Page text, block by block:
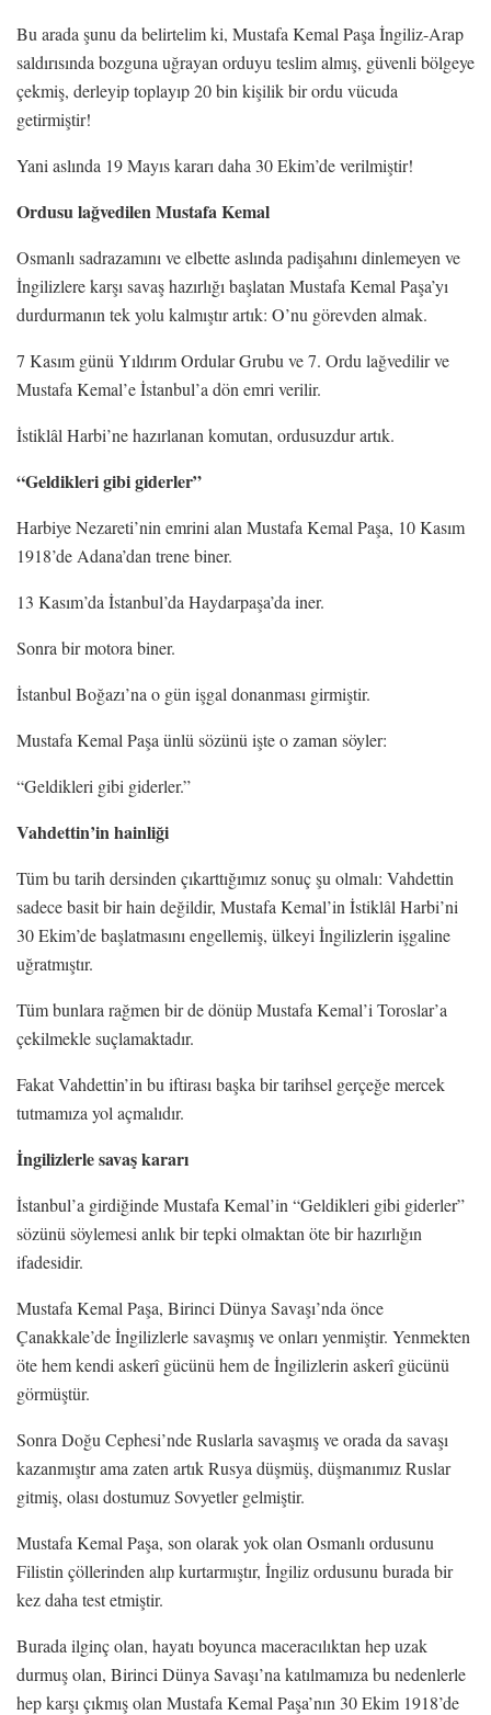
Bu arada şunu da belirtelim ki, Mustafa Kemal Paşa İngiliz-Arap
saldırısında bozguna uğrayan orduyu teslim almış, güvenli bölgeye
çekmiş, derleyip toplayıp 20 bin kişilik bir ordu vücuda
getirmiştir!
Yani aslında 19 Mayıs kararı daha 30 Ekim’de verilmiştir!
Ordusu lağvedilen Mustafa Kemal
Osmanlı sadrazamını ve elbette aslında padişahını dinlemeyen ve
İngilizlere karşı savaş hazırlığı başlatan Mustafa Kemal Paşa’yı
durdurmanın tek yolu kalmıştır artık: O’nu görevden almak.
7 Kasım günü Yıldırım Ordular Grubu ve 7. Ordu lağvedilir ve
Mustafa Kemal’e İstanbul’a dön emri verilir.
İstiklâl Harbi’ne hazırlanan komutan, ordusuzdur artık.
“Geldikleri gibi giderler”
Harbiye Nezareti’nin emrini alan Mustafa Kemal Paşa, 10 Kasım
1918’de Adana’dan trene biner.
13 Kasım’da İstanbul’da Haydarpaşa’da iner.
Sonra bir motora biner.
İstanbul Boğazı’na o gün işgal donanması girmiştir.
Mustafa Kemal Paşa ünlü sözünü işte o zaman söyler:
“Geldikleri gibi giderler.”
Vahdettin’in hainliği
Tüm bu tarih dersinden çıkarttığımız sonuç şu olmalı: Vahdettin
sadece basit bir hain değildir, Mustafa Kemal’in İstiklâl Harbi’ni
30 Ekim’de başlatmasını engellemiş, ülkeyi İngilizlerin işgaline
uğratmıştır.
Tüm bunlara rağmen bir de dönüp Mustafa Kemal’i Toroslar’a
çekilmekle suçlamaktadır.
Fakat Vahdettin’in bu iftirası başka bir tarihsel gerçeğe mercek
tutmamıza yol açmalıdır.
İngilizlerle savaş kararı
İstanbul’a girdiğinde Mustafa Kemal’in “Geldikleri gibi giderler”
sözünü söylemesi anlık bir tepki olmaktan öte bir hazırlığın
ifadesidir.
Mustafa Kemal Paşa, Birinci Dünya Savaşı’nda önce
Çanakkale’de İngilizlerle savaşmış ve onları yenmiştir. Yenmekten
öte hem kendi askerî gücünü hem de İngilizlerin askerî gücünü
görmüştür.
Sonra Doğu Cephesi’nde Ruslarla savaşmış ve orada da savaşı
kazanmıştır ama zaten artık Rusya düşmüş, düşmanımız Ruslar
gitmiş, olası dostumuz Sovyetler gelmiştir.
Mustafa Kemal Paşa, son olarak yok olan Osmanlı ordusunu
Filistin çöllerinden alıp kurtarmıştır, İngiliz ordusunu burada bir
kez daha test etmiştir.
Burada ilginç olan, hayatı boyunca maceracılıktan hep uzak
durmuş olan, Birinci Dünya Savaşı’na katılmamıza bu nedenlerle
hep karşı çıkmış olan Mustafa Kemal Paşa’nın 30 Ekim 1918’de